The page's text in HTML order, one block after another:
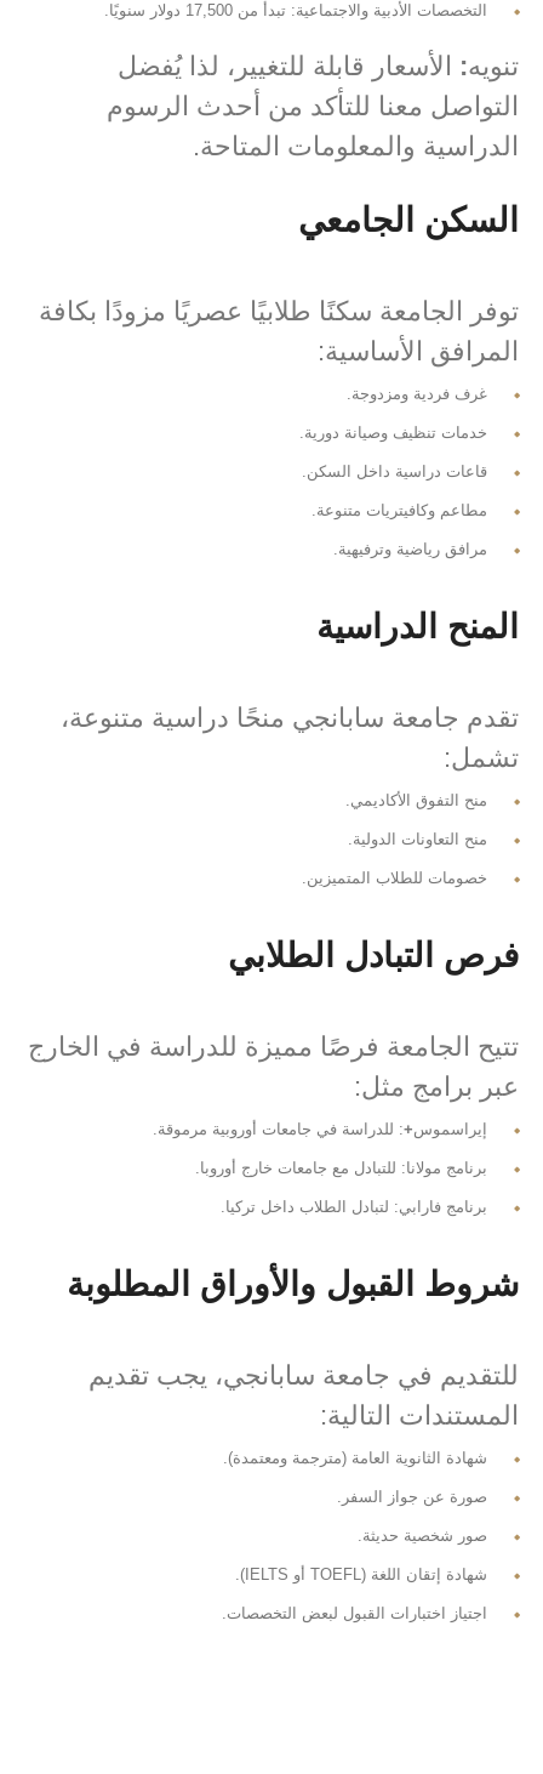
التخصصات الأدبية والاجتماعية: تبدأ من 17,500 دولار سنويًا.
تنويه: الأسعار قابلة للتغيير، لذا يُفضل
التواصل معنا للتأكد من أحدث الرسوم
الدراسية والمعلومات المتاحة.
السكن الجامعي
توفر الجامعة سكنًا طلابيًا عصريًا مزودًا بكافة
المرافق الأساسية:
غرف فردية ومزدوجة.
خدمات تنظيف وصيانة دورية.
قاعات دراسية داخل السكن.
مطاعم وكافيتريات متنوعة.
مرافق رياضية وترفيهية.
المنح الدراسية
تقدم جامعة سابانجي منحًا دراسية متنوعة،
تشمل:
منح التفوق الأكاديمي.
منح التعاونات الدولية.
خصومات للطلاب المتميزين.
فرص التبادل الطلابي
تتيح الجامعة فرصًا مميزة للدراسة في الخارج
عبر برامج مثل:
إيراسموس+: للدراسة في جامعات أوروبية مرموقة.
برنامج مولانا: للتبادل مع جامعات خارج أوروبا.
برنامج فارابي: لتبادل الطلاب داخل تركيا.
شروط القبول والأوراق المطلوبة
للتقديم في جامعة سابانجي، يجب تقديم
المستندات التالية:
شهادة الثانوية العامة (مترجمة ومعتمدة).
صورة عن جواز السفر.
صور شخصية حديثة.
شهادة إتقان اللغة (TOEFL أو IELTS).
اجتياز اختبارات القبول لبعض التخصصات.